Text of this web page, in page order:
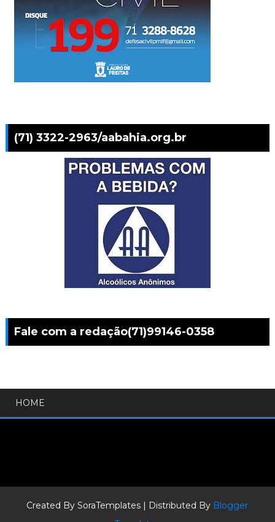
(71) 3322-2963/aabahia.org.br
Fale com a redação(71)99146-0358
HOME
Created BySoraTemplates | Distributed By Blogger